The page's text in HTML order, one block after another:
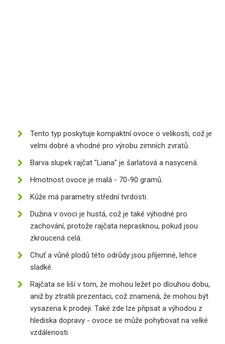
Tento typ poskytuje kompaktní ovoce o velikosti, což je
velmi dobré a vhodné pro výrobu zimních zvratů.
Barva slupek rajčat "Liana" je šarlatová a nasycená.
Hmotnost ovoce je malá - 70-90 gramů.
Kůže má parametry střední tvrdosti.
Dužina v ovoci je hustá, což je také výhodné pro
zachování, protože rajčata neprasknou, pokud jsou
zkroucená celá.
Chuť a vůně plodů této odrůdy jsou příjemné, lehce
sladké.
Rajčata se liší v tom, že mohou ležet po dlouhou dobu,
aniž by ztratili prezentaci, což znamená, že mohou být
vysazena k prodeji. Také zde lze připsat a výhodou z
hlediska dopravy - ovoce se může pohybovat na velké
vzdálenosti.